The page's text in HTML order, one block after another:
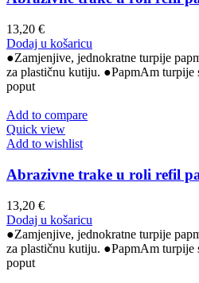
13,20 €
Dodaj u košaricu
●Zamjenjive, jednokratne turpije
za plastičnu kutiju. ●PapmAm turpije
poput
Add to compare
Quick view
Add to wishlist
Abrazivne trake u roli refil
13,20 €
Dodaj u košaricu
●Zamjenjive, jednokratne turpije
za plastičnu kutiju. ●PapmAm turpije
poput